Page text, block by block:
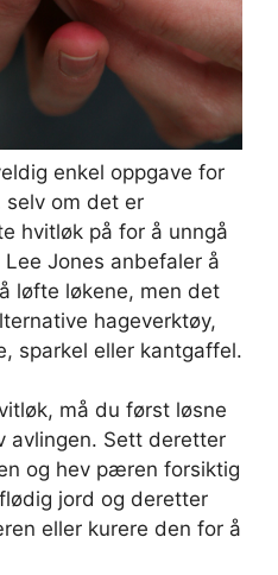
enkel oppgave for
selv om det er
hvitløk på for å unngå
Jones anbefaler å
løfte løkene, men det
hageverktøy,
sparkel eller kantgaffel.
må du først løsne
avlingen. Sett deretter
og hev pæren forsiktig
jord og deretter
eller kurere den for å